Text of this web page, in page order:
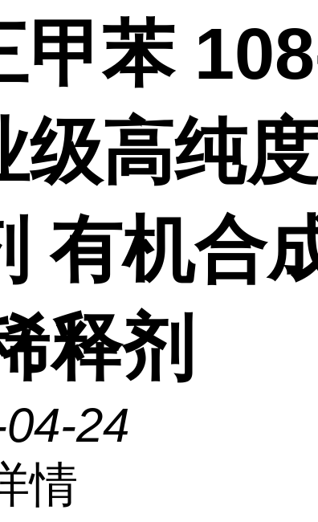
甲苯
级高纯
有机合
释剂
24
情